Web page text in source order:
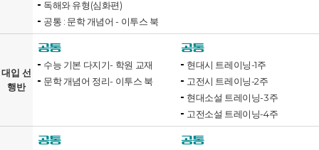
독해와 유형(심화편)
공통 : 문학 개념어 - 이투스 북
대입 선
행반
공통
수능 기본 다지기- 학원 교재
문학 개념어 정리- 이투스 북
공통
현대시 트레이닝-1주
고전시 트레이닝-2주
현대소설 트레이닝-3주
고전소설 트레이닝-4주
공통 공통